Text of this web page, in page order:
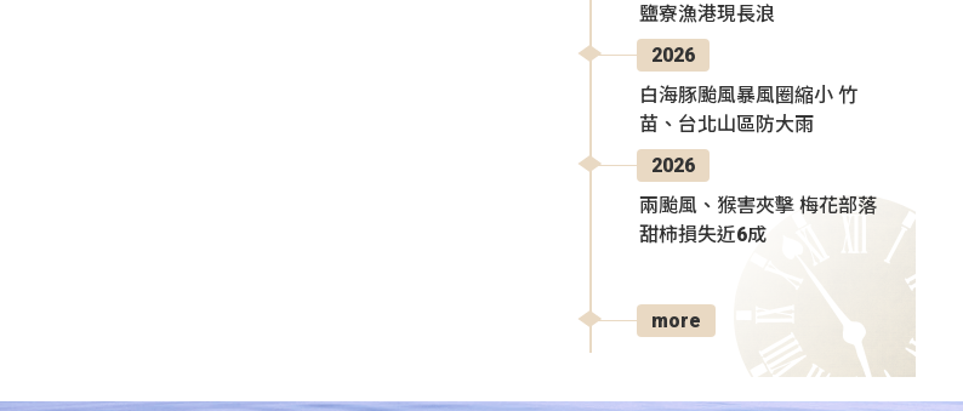
鹽寮漁港現長浪
2026
白海豚颱風暴風圈縮小 竹
苗、台北山區防大雨
2026
兩颱風、猴害夾擊 梅花部落
甜柿損失近6成
more